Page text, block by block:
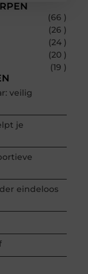
(66 )
(26 )
(24 )
(20 )
(19 )
veilig
je
eindeloos